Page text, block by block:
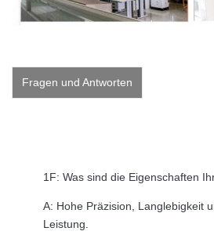
Fragen und Antworten
1F: Was sind die Eigenschaften
A: Hohe Präzision, Langlebigkeit
Leistung.